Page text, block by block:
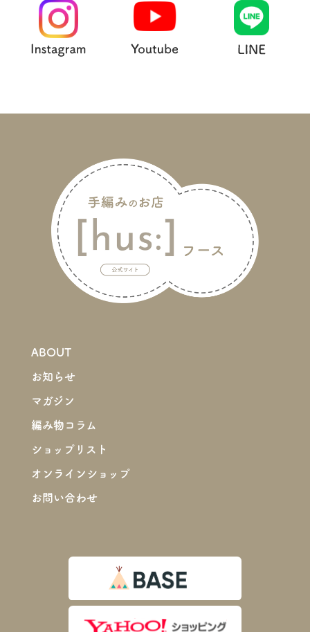
ABOUT
お知らせ
マガジン
編み物コラム
ショップリスト
オンラインショップ
お問い合わせ